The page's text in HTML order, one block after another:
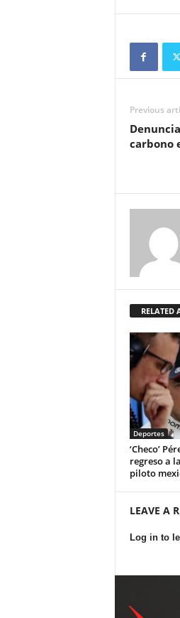
Previous
carbono
RELATED
Deportes
‘Checo’
regreso a
piloto
LEAVE A
Log in to